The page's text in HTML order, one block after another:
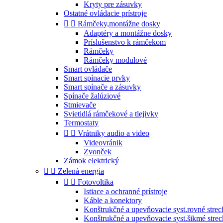
Kryty pre zásuvky
Ostatné ovládacie prístroje
  Rámčeky,montážne dosky
Adaptéry a montážne dosky
Príslušenstvo k rámčekom
Rámčeky
Rámčeky modulové
Smart ovládače
Smart spínacie prvky
Smart spínače a zásuvky
Spínače žalúziové
Stmievače
Svietidlá rámčekové a tlejivky
Termostaty
  Vrátniky audio a video
Videovránik
Zvonček
Zámok elektrický
  Zelená energia
  Fotovoltika
Istiace a ochranné prístroje
Káble a konektory
Konštrukčné a upevňovacie syst.rovné
Konštrukčné a upevňovacie syst.šikmé